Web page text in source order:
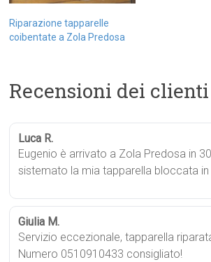
Riparazione tapparelle
coibentate a Zola Predosa
Recensioni dei clienti
Luca R.
Eugenio è arrivato a Zola Predosa in
sistemato la mia tapparella bloccata in
Giulia M.
Servizio eccezionale, tapparella
Numero 0510910433 consigliato!